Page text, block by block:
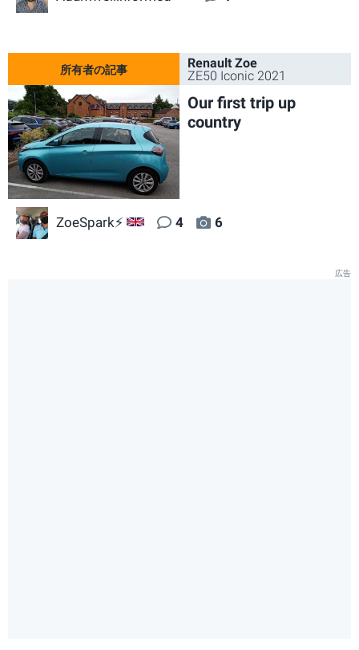
Renault Zoe
ZE50 Iconic 2021
Our first trip up
country
ZoeSpark⚡ GB 4 6